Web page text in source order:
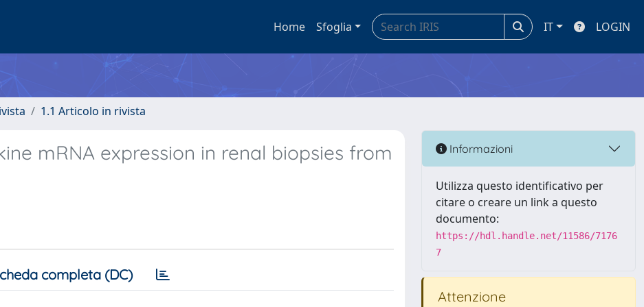
Home Sfoglia IT LOGIN
1.1 Articolo in rivista
mRNA expression in renal biopsies from
completa (DC)
Informazioni
Utilizza questo identificativo per
citare o creare un link a questo
documento:
https://hdl.handle.net/11586/7176
7
Attenzione